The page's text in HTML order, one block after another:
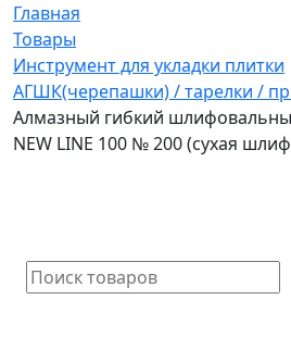
Главная
Товары
Инструмент для укладки плитки
АГШК(черепашки) / тарелки /
Алмазный гибкий
NEW LINE 100 № 200 (сухая